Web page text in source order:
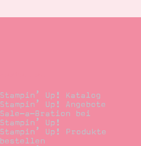
Stampin’ Up! Katalog
Stampin’ Up! Angebote
Sale-a-Bration bei
Stampin’ Up!
Stampin’ Up! Produkte
bestellen